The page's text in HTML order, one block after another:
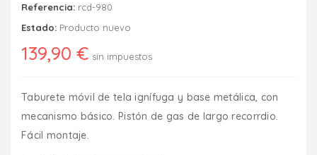
Referencia: rcd-980
Estado: Producto nuevo
139,90 € sin impuestos
Taburete móvil de tela ignífuga y base metálica, con
mecanismo básico. Pistón de gas de largo recorrdio.
Fácil montaje.